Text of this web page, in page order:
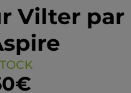
Vilter par